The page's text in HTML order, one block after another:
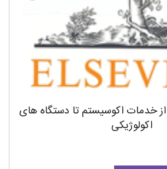
از خدمات اکوسیستم تا دستگاه های
اکولوژیکی